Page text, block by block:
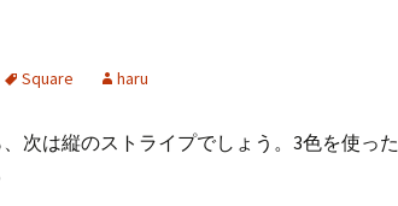
Square haru
次は縦のストライプでしょう。3色を使った